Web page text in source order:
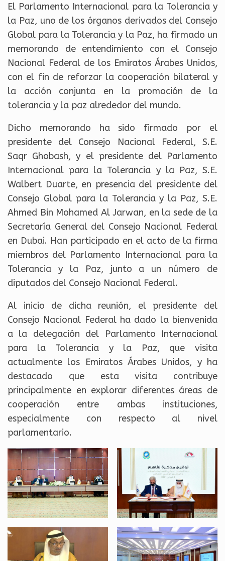
El Parlamento Internacional para la Tolerancia y
la Paz, uno de los órganos derivados del Consejo
Global para la Tolerancia y la Paz, ha firmado un
memorando de entendimiento con el Consejo
Nacional Federal de los Emiratos Árabes Unidos,
con el fin de reforzar la cooperación bilateral y
la acción conjunta en la promoción de la
tolerancia y la paz alrededor del mundo.
Dicho memorando ha sido firmado por el
presidente del Consejo Nacional Federal, S.E.
Saqr Ghobash, y el presidente del Parlamento
Internacional para la Tolerancia y la Paz, S.E.
Walbert Duarte, en presencia del presidente del
Consejo Global para la Tolerancia y la Paz, S.E.
Ahmed Bin Mohamed Al Jarwan, en la sede de la
Secretaría General del Consejo Nacional Federal
en Dubai. Han participado en el acto de la firma
miembros del Parlamento Internacional para la
Tolerancia y la Paz, junto a un número de
diputados del Consejo Nacional Federal.
Al inicio de dicha reunión, el presidente del
Consejo Nacional Federal ha dado la bienvenida
a la delegación del Parlamento Internacional
para la Tolerancia y la Paz, que visita
actualmente los Emiratos Árabes Unidos, y ha
destacado que esta visita contribuye
principalmente en explorar diferentes áreas de
cooperación entre ambas instituciones,
especialmente con respecto al nivel
parlamentario.